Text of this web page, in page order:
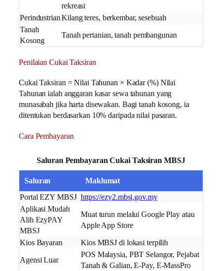
rekreasi
PerindustrianKilang teres, berkembar, sesebuah
Tanah
Kosong
Tanah pertanian, tanah pembangunan
Penilaian Cukai Taksiran
Cukai Taksiran = Nilai Tahunan × Kadar (%) Nilai
Tahunan ialah anggaran kasar sewa tahunan yang
munasabah jika harta disewakan. Bagi tanah kosong, ia
ditentukan berdasarkan 10% daripada nilai pasaran.
Cara Pembayaran
Saluran Pembayaran Cukai Taksiran MBSJ
Saluran
Maklumat
Portal EZY MBSJ https://ezy2.mbsj.gov.my
Aplikasi Mudah
Alih EzyPAY
MBSJ
Muat turun melalui Google Play atau
Apple App Store
Kios Bayaran
Kios MBSJ di lokasi terpilih
Agensi Luar
POS Malaysia, PBT Selangor, Pejabat
Tanah & Galian, E-Pay, E-MassPro